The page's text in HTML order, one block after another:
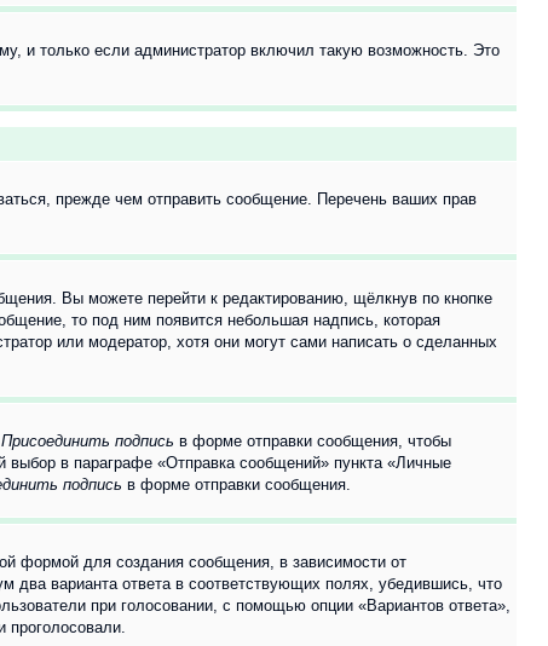
и только если администратор включил такую возможность. Это
прежде чем отправить сообщение. Перечень ваших прав
Вы можете перейти к редактированию, щёлкнув по кнопке
то под ним появится небольшая надпись, которая
или модератор, хотя они могут сами написать о сделанных
Присоединить подпись в форме отправки сообщения, чтобы
в параграфе «Отправка сообщений» пункта «Личные
подпись в форме отправки сообщения.
формой для создания сообщения, в зависимости от
два варианта ответа в соответствующих полях, убедившись, что
при голосовании, с помощью опции «Вариантов ответа»,
проголосовали.